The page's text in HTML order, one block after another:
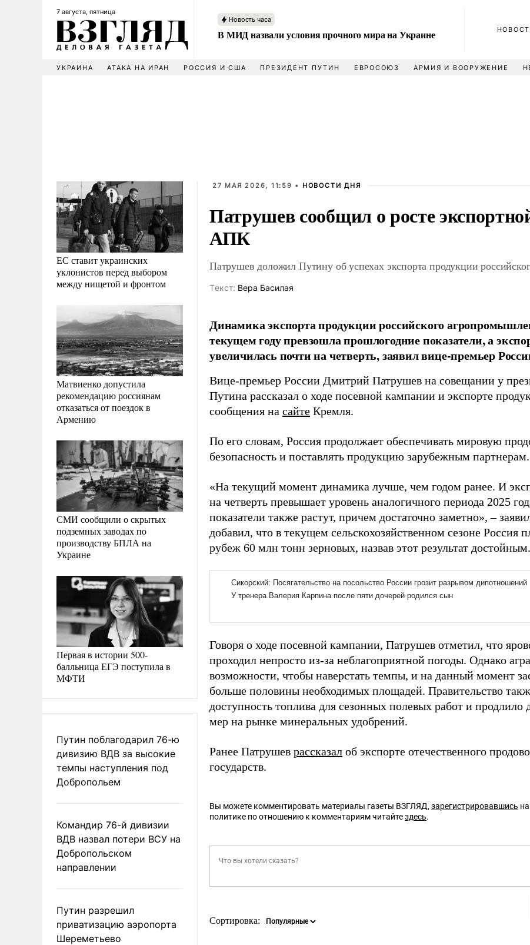
7 августа, пятница
Новость часа
В МИД назвали условия прочного мира на Украине
УКРАИНА АТАКА НА ИРАН РОССИЯ И США ПРЕЗИДЕНТ ПУТИН ЕВРОСОЮЗ АРМИЯ И ВООРУЖЕНИЕ
ЕС ставит украинских
уклонистов перед выбором
между нищетой и фронтом
Матвиенко допустила
рекомендацию россиянам
отказаться от поездок в
Армению
СМИ сообщили о скрытых
подземных заводах по
производству БПЛА на
Украине
Первая в истории 500-
балльница ЕГЭ поступила в
МФТИ
Путин поблагодарил 76-ю
дивизию ВДВ за высокие
темпы наступления под
Добропольем
Командир 76-й дивизии
ВДВ назвал потери ВСУ на
Добропольском
направлении
Путин разрешил
приватизацию аэропорта
Шереметьево
27 МАЯ 2026, 11:59 • НОВОСТИ ДНЯ
Патрушев сообщил о росте
АПК
Патрушев доложил Путину об успехах экспорта продукции
Tекст: Вера Басилая
Динамика экспорта продукции российского
текущем году превзошла прошлогодние показатели, а
увеличилась почти на четверть, заявил вице-премьер
Вице-премьер России Дмитрий Патрушев на совещании у
Путина рассказал о ходе посевной кампании и экспорте
сообщения на сайте Кремля.
По его словам, Россия продолжает обеспечивать мировую
безопасность и поставлять продукцию зарубежным партнерам.
«На текущий момент динамика лучше, чем годом ранее. И
на четверть превышает уровень аналогичного периода 2025
показатели также растут, причем достаточно заметно», –
добавил, что в текущем сельскохозяйственном сезоне Россия
рубеж 60 млн тонн зерновых, назвав этот результат достойным.
Говоря о ходе посевной кампании, Патрушев отметил, что
проходил непросто из-за неблагоприятной погоды. Однако
возможности, чтобы наверстать темпы, и на данный момент
больше половины необходимых площадей. Правительство
доступность топлива для сезонных полевых работ и
мер на рынке минеральных удобрений.
Ранее Патрушев рассказал об экспорте отечественного
государств.
Вы можете комментировать материалы газеты ВЗГЛЯД, зарегистрировавшись
политике по отношению к комментариям читайтездесь.
Сортировка: